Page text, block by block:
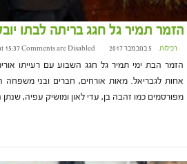
הזמר תמיר גל חגג בריתה לבתו
רכילות 5 בנובמבר 2017 at 15:37 Comments are Disabled
הזמר הבת ימי תמיר גל חגג השבוע עם רעייתו
אחות לגבריאל. מאות אורחים, חברים ובני
מפורסמים כמו זהבה בן, עדי לאון ומושיק עפיה,